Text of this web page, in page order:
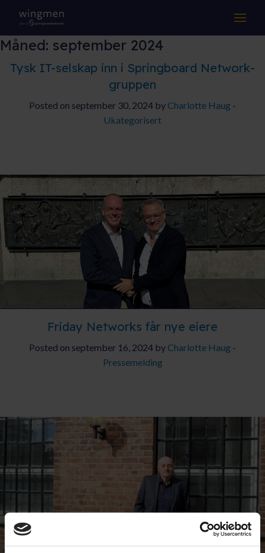
KOMPETANSE
DRIFT & SUPPORT
OM OSS
Jobb hos oss
Samarbeidspartnere
Kontakt
AKTUELT
Måned: september 2024
Tysk IT-selskap inn i Springboard Network-
gruppen
Posted on september 30, 2024 by Charlotte Haug -
Ukategorisert
Friday Networks får nye eiere
Posted on september 16, 2024 by Charlotte Haug -
Pressemelding